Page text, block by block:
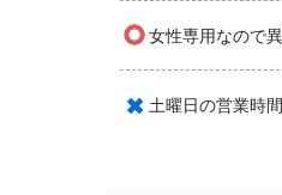
○女性専用なので
× 土曜日の営業時